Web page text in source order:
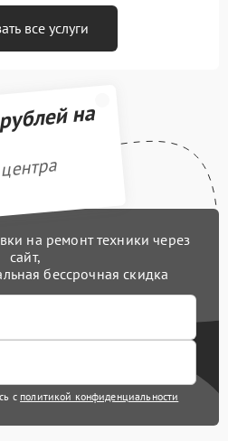
все услуги
на
на ремонт техники через
сайт,
бессрочная скидка
с политикой конфиденциальности